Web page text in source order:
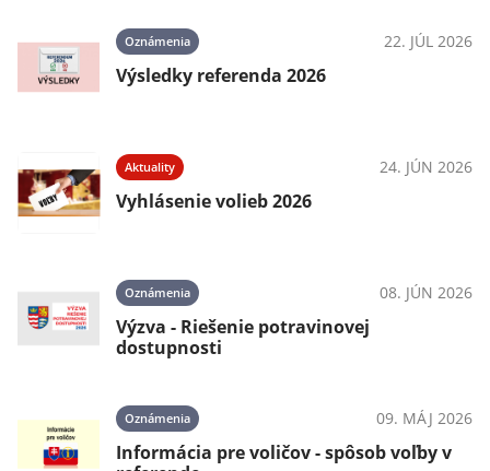
Oznámenia 22. JÚL 2026
Výsledky referenda 2026
Aktuality 24. JÚN 2026
Vyhlásenie volieb 2026
Oznámenia 08. JÚN 2026
Výzva - Riešenie potravinovej
dostupnosti
Oznámenia 09. MÁJ 2026
Informácia pre voličov - spôsob voľby v